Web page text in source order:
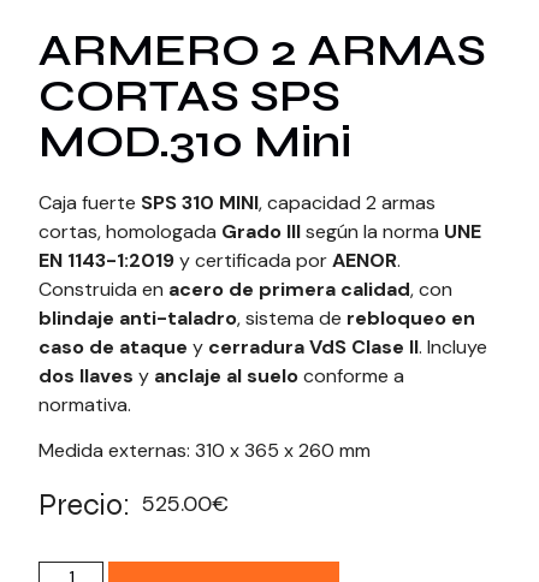
ARMERO 2 ARMAS
CORTAS SPS
MOD.310 Mini
Caja fuerte SPS 310 MINI, capacidad 2 armas
cortas, homologada Grado IIIsegún la norma UNE
EN 1143-1:2019y certificada porAENOR.
Construida en acero de primera calidad, con
blindaje anti-taladro, sistema de rebloqueo en
caso de ataque y cerradura VdS Clase II. Incluye
dos llaves y anclaje al sueloconforme a
normativa.
Medida externas: 310 x 365 x 260 mm
Precio: 525.00€